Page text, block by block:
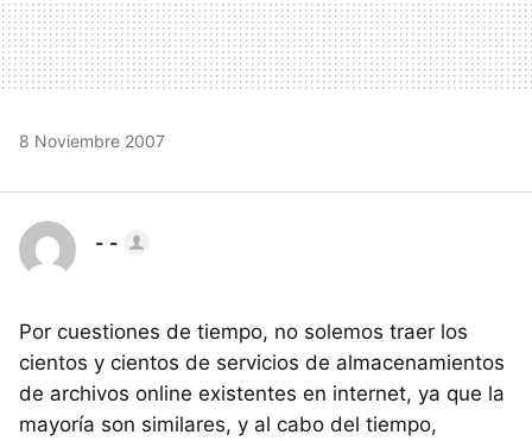
8 Noviembre 2007
- -
Por cuestiones de tiempo, no solemos traer los
cientos y cientos de servicios de almacenamientos
de archivos online existentes en internet, ya que la
mayoría son similares, y al cabo del tiempo,